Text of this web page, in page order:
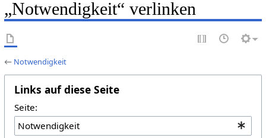
„Notwendigkeit“ verlinken
← Notwendigkeit
Links auf diese Seite
Seite: